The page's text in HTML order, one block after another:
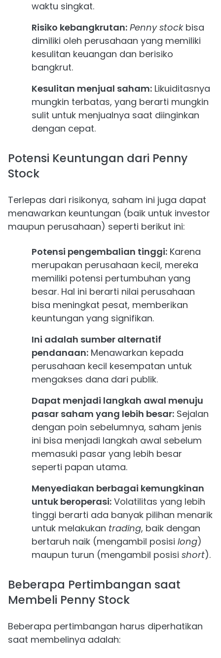
waktu singkat.
Risiko kebangkrutan: Penny stockbisa
dimiliki oleh perusahaan yang memiliki
kesulitan keuangan dan berisiko
bangkrut.
Kesulitan menjual saham: Likuiditasnya
mungkin terbatas, yang berarti mungkin
sulit untuk menjualnya saat diinginkan
dengan cepat.
Potensi Keuntungan dari Penny
Stock
Terlepas dari risikonya, saham ini juga dapat
menawarkan keuntungan (baik untuk investor
maupun perusahaan) seperti berikut ini:
Potensi pengembalian tinggi: Karena
merupakan perusahaan kecil, mereka
memiliki potensi pertumbuhan yang
besar. Hal ini berarti nilai perusahaan
bisa meningkat pesat, memberikan
keuntungan yang signifikan.
Ini adalah sumber alternatif
pendanaan: Menawarkan kepada
perusahaan kecil kesempatan untuk
mengakses dana dari publik.
Dapat menjadi langkah awal menuju
pasar saham yang lebih besar: Sejalan
dengan poin sebelumnya, saham jenis
ini bisa menjadi langkah awal sebelum
memasuki pasar yang lebih besar
seperti papan utama.
Menyediakan berbagai kemungkinan
untuk beroperasi: Volatilitas yang lebih
tinggi berarti ada banyak pilihan menarik
untuk melakukan trading, baik dengan
bertaruh naik (mengambil posisi long)
maupun turun (mengambil posisi short).
Beberapa Pertimbangan saat
Membeli Penny Stock
Beberapa pertimbangan harus diperhatikan
saat membelinya adalah: